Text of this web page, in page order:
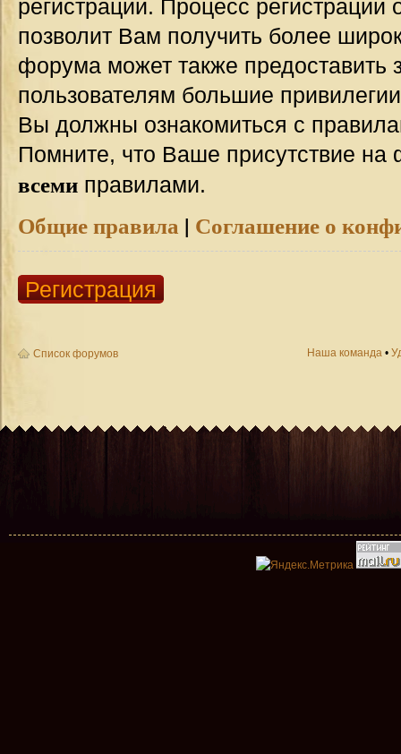
регистрации. Процесс регистрации
позволит Вам получить более
форума может также предоставить
пользователям большие
Вы должны ознакомиться с
Помните, что Ваше присутствие на
всеми правилами.
Общие правила | Соглашение о
Регистрация
Список форумов Наша команда •